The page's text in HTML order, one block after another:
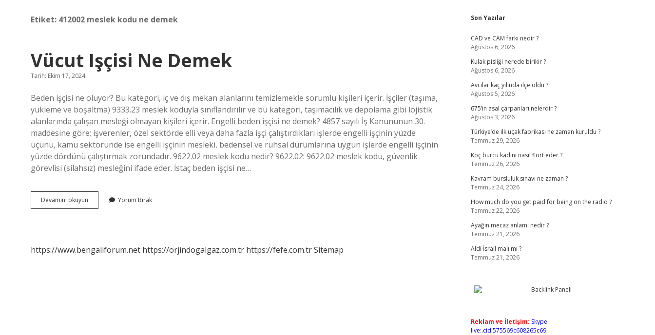
Etiket: 412002 meslek kodu ne demek
Vücut Işçisi Ne Demek
Tarih: Ekim 17, 2024
Beden işçisi ne oluyor? Bu kategori, iç ve dış mekan alanlarını temizlemekle sorumlu kişileri içerir. İşçiler (taşıma,
yükleme ve boşaltma) 9333.23 meslek koduyla sınıflandırılır ve bu kategori, taşımacılık ve depolama gibi lojistik
alanlarında çalışan mesleği olmayan kişileri içerir. Engelli beden işçisi ne demek? 4857 sayılı İş Kanununun 30.
maddesine göre; işverenler, özel sektörde elli veya daha fazla işçi çalıştırdıkları işlerde engelli işçinin yüzde
üçünü, kamu sektöründe ise engelli işçinin mesleki, bedensel ve ruhsal durumlarına uygun işlerde engelli işçinin
yüzde dördünü çalıştırmak zorundadır. 9622.02 meslek kodu nedir? 9622.02: 9622.02 meslek kodu, güvenlik
görevlisi (silahsız) mesleğini ifade eder. İstaç beden işçisi ne…
Devamını okuyun
Işçisi
Yorum Bırak
https://www.bengaliforum.net https://orjindogalgaz.com.tr https://fefe.com.trSitemap
Sidebar
Son Yazılar
CAD ve CAM farkı nedir ?
Ağustos 6, 2026
Kulak pisliği nerede birikir ?
Ağustos 6, 2026
Avcılar kaç yılında ilçe oldu ?
Ağustos 5, 2026
675’in asal çarpanları nelerdir ?
Ağustos 3, 2026
Türkiye’de ilk uçak fabrikası ne zaman kuruldu ?
Temmuz 29, 2026
Koç burcu kadını nasıl flört eder ?
Temmuz 26, 2026
Kavram bursluluk sınavı ne zaman ?
Temmuz 24, 2026
How much do you get paid for being on the radio ?
Temmuz 22, 2026
Ayağın mecaz anlamı nedir ?
Temmuz 21, 2026
Aldi İsrail malı mı ?
Temmuz 21, 2026
Reklam ve İletişim: Skype:
live:.cid.575569c608265c69